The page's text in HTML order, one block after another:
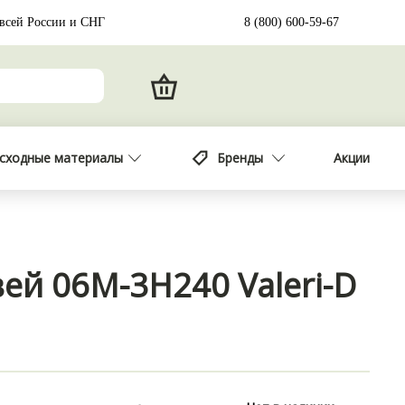
06М-3Н240 Valeri-D
России и СНГ 8 (800) 600-59-67
материалы Бренды Акции